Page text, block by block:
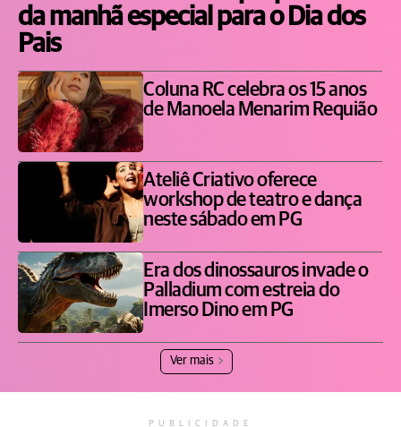
da manhã especial para o Dia dos
Pais
Coluna RC celebra os 15 anos
de Manoela Menarim Requião
Ateliê Criativo oferece
workshop de teatro e dança
neste sábado em PG
Era dos dinossauros invade o
Palladium com estreia do
Imerso Dino em PG
Ver mais
PUBLICIDADE